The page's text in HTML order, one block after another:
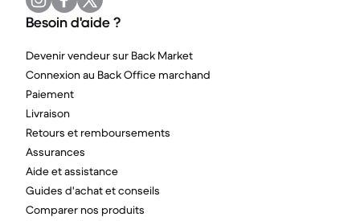
Besoin d'aide ?
Devenir vendeur sur Back Market
Connexion au Back Office marchand
Paiement
Livraison
Retours et remboursements
Assurances
Aide et assistance
Guides d'achat et conseils
Comparer nos produits